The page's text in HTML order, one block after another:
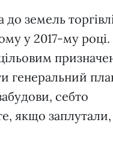
земель
у 2017-му році.
генеральний
себто
якщо